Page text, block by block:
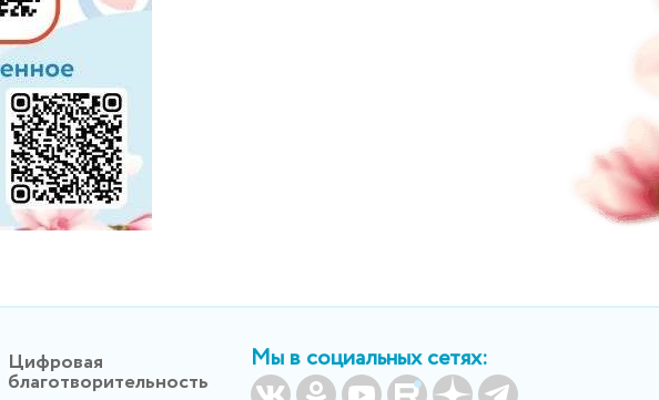
Цифровая
благотворительность
Мы в социальных сетях: